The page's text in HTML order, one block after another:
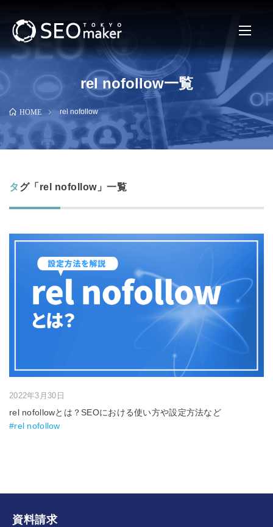
rel nofollow一覧
HOME rel nofollow
タグ「rel nofollow」一覧
2022年3月30日
rel nofollowとは？SEOにおける使い方や設定方法など
#rel nofollow
資料請求